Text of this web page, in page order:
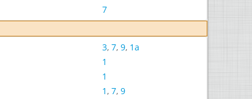
7
3, 7, 9, 1a
1
1
1, 7, 9